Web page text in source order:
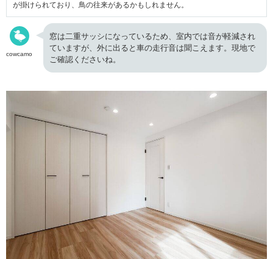
が掛けられており、鳥の往来があるかもしれません。
cowcamo
窓は二重サッシになっているため、室内では音が軽減され
ていますが、外に出ると車の走行音は聞こえます。現地で
ご確認くださいね。